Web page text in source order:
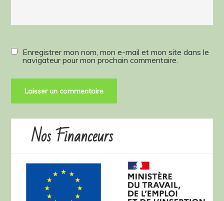
Enregistrer mon nom, mon e-mail et mon site dans le
navigateur pour mon prochain commentaire.
Nos Financeurs